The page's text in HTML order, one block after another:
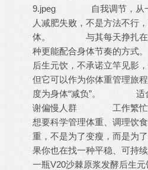
9.jpeg 自我调节，
人减肥失败，不是方法不行
体。 与其每天挣扎在吃
种更能配合身体节奏的
后生元饮，不承诺立竿见影
但它可以作为你体重管理旅
度为身体“减负”。
谢偏慢人群 工作繁
想要科学管理体重、调
重，不是为了变瘦，而
果你也在找一种平稳、可持
一瓶V20沙棘原浆发酵后生元